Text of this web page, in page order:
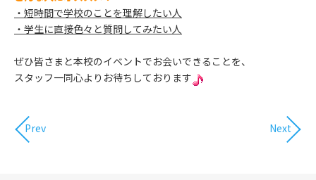
・短時間で学校のことを理解したい人
・学生に直接色々と質問してみたい人
ぜひ皆さまと本校のイベントでお会いできることを、
スタッフ一同心よりお待ちしております
Prev Next